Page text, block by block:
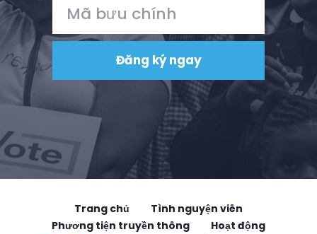
Trang chủ
Tình nguyện viên
Phương tiện truyền thông
Hoạt động